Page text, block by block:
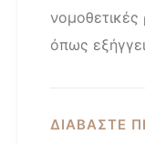
νομοθετικές
όπως
ΔΙΑΒΑΣΤΕ